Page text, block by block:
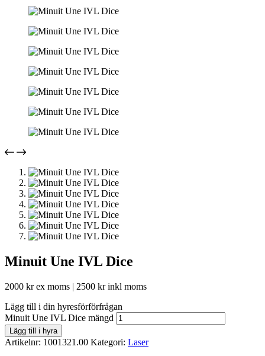
Minuit Une IVL Dice
2000 krex moms | 2500 krinkl moms
Lägg till i din hyresförförfrågan
Minuit Une IVL Dice mängd
Lägg till i hyra
Artikelnr: 1001321.00 Kategori: Laser